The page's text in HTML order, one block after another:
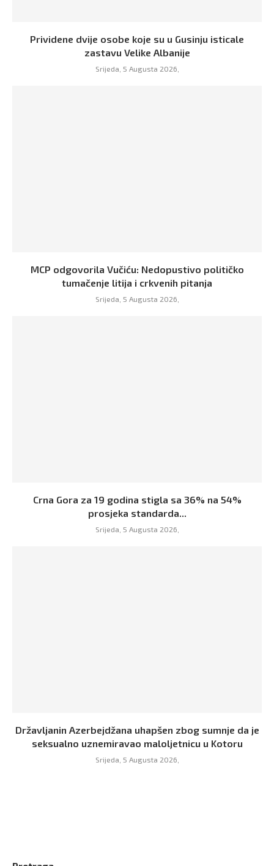
Prividene dvije osobe koje su u Gusinju isticale
zastavu Velike Albanije
Srijeda, 5 Augusta 2026,
MCP odgovorila Vučiću: Nedopustivo političko
tumačenje litija i crkvenih pitanja
Srijeda, 5 Augusta 2026,
Crna Gora za 19 godina stigla sa 36% na 54%
prosjeka standarda...
Srijeda, 5 Augusta 2026,
Državljanin Azerbejdžana uhapšen zbog sumnje da je
seksualno uznemiravao maloljetnicu u Kotoru
Srijeda, 5 Augusta 2026,